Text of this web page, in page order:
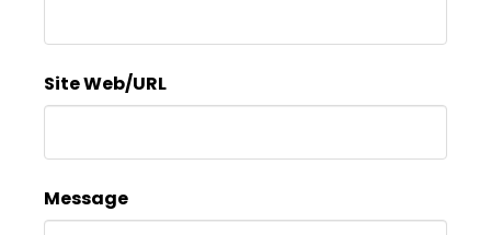
Site Web/URL
Message
champ.